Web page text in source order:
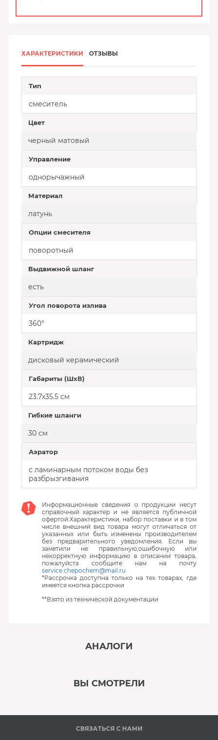
ХАРАКТЕРИСТИКИ ОТЗЫВЫ
Тип
смеситель
Цвет
черный матовый
Управление
однорычажный
Материал
латунь
Опции смесителя
поворотный
Выдвижной шланг
есть
Угол поворота излива
360°
Картридж
дисковый керамический
Габариты (ШхВ)
23.7х35.5 см
Гибкие шланги
30 см
Аэратор
с ламинарным потоком воды без
разбрызгивания
Информационные сведения о продукции несут
справочный характер и не является публичной
офертой.Характеристики, набор поставки и в том
числе внешний вид товара могут отличаться от
указанных или быть изменены производителем
без предварительного уведомления. Если вы
заметили не правильную,ошибочную или
некорректную информацию в описании товара,
пожалуйста сообщите нам на почту
service.chepochem@mail.ru
*Рассрочка доступна только на тех товарах, где
имеется кнопка рассрочки
**Взято из технической документации
АНАЛОГИ
ВЫ СМОТРЕЛИ
В наличии
СВЯЗАТЬСЯ С НАМИ